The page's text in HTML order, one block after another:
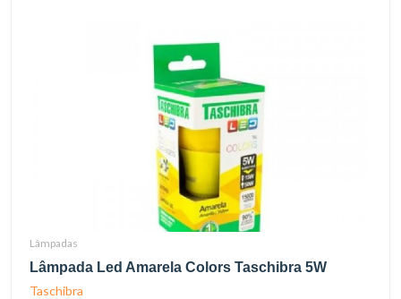
Lâmpadas
Lâmpada Led Amarela Colors Taschibra 5W
Taschibra